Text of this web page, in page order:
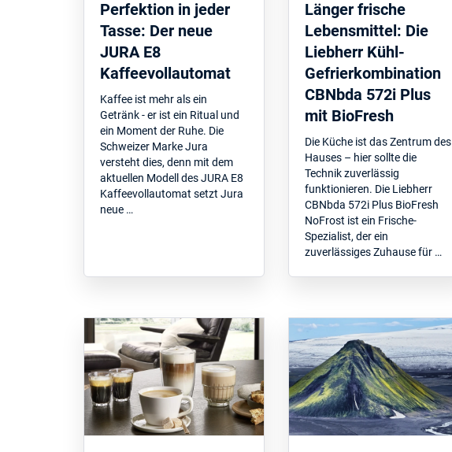
Perfektion in jeder
Tasse: Der neue
JURA E8
Kaffeevollautomat
Kaffee ist mehr als ein
Getränk - er ist ein Ritual und
ein Moment der Ruhe. Die
Schweizer Marke Jura
versteht dies, denn mit dem
aktuellen Modell des JURA E8
Kaffeevollautomat setzt Jura
neue …
Länger frische
Lebensmittel: Die
Liebherr Kühl-
Gefrierkombination
CBNbda 572i Plus
mit BioFresh
Die Küche ist das Zentrum des
Hauses – hier sollte die
Technik zuverlässig
funktionieren. Die Liebherr
CBNbda 572i Plus BioFresh
NoFrost ist ein Frische-
Spezialist, der ein
zuverlässiges Zuhause für …